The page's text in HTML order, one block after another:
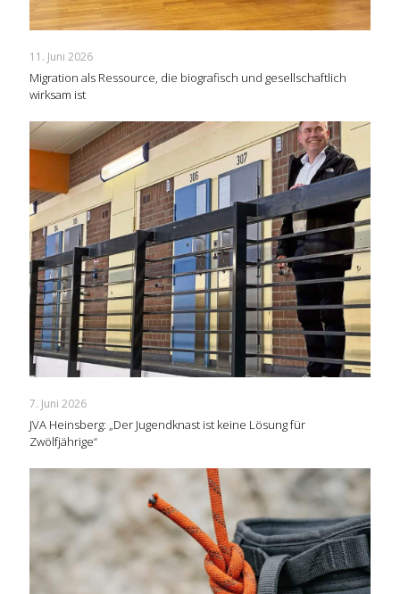
11. Juni 2026
Migration als Ressource, die biografisch und gesellschaftlich
wirksam ist
7. Juni 2026
JVA Heinsberg: „Der Jugendknast ist keine Lösung für
Zwölfjährige“